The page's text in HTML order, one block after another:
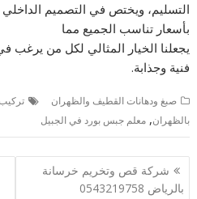
التسليم، ويختص في التصميم
بأسعار تناسب الجميع مما
يجعلنا الخيار المثالي لكل من
فنية وجذابة.
صبغ ودهانات القطيف والظهران
بالظهران,معلم جبس بورد في الجبيل
تصفّح
المقالات
شركة قص وتخريم خرسانة
بالرياض 0543219758